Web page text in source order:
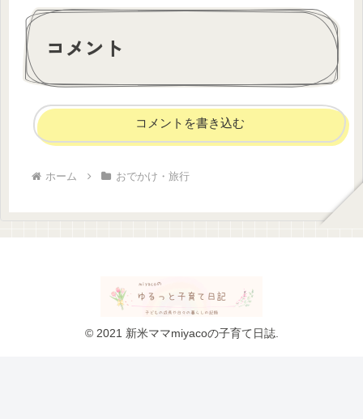
コメント
コメントを書き込む
ホーム おでかけ・旅行
© 2021 新米ママmiyacoの子育て日誌.